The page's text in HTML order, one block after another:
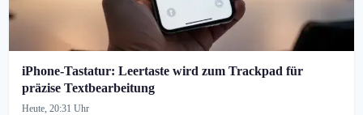
iPhone-Tastatur: Leertaste wird zum Trackpad für
präzise Textbearbeitung
Heute, 20:31 Uhr